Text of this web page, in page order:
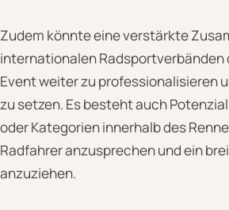
Zudem könnte eine verstärkte
internationalen Radsportverbänden
Event weiter zu professionalisieren
zu setzen. Es besteht auch
oder Kategorien innerhalb des
Radfahrer anzusprechen und ein
anzuziehen.